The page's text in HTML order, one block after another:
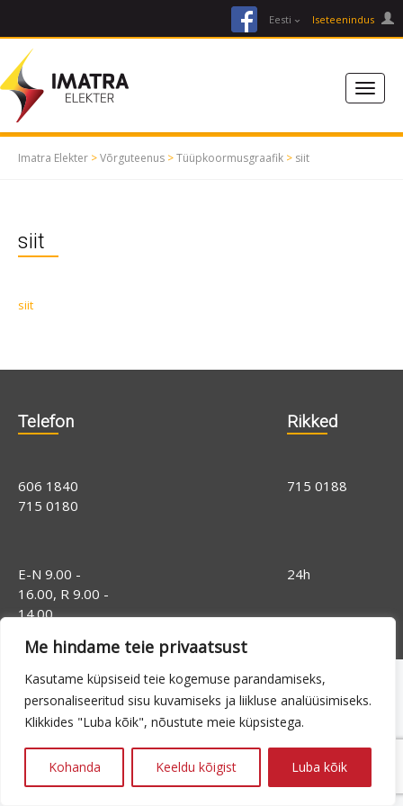
Me hindame teie privaatsust
Kasutame küpsiseid teie kogemuse parandamiseks,
personaliseeritud sisu kuvamiseks ja liikluse analüüsimiseks.
Klikkides "Luba kõik", nõustute meie küpsistega.
Kohanda Keeldu kõigist Luba kõik
facebookEesti Iseteenindus
Imatra Elekter >Võrguteenus >Tüüpkoormusgraafik > siit
siit
siit
Telefon Rikked
606 1840
715 0180
715 0188
E-N 9.00 -
16.00, R 9.00 -
14.00
24h